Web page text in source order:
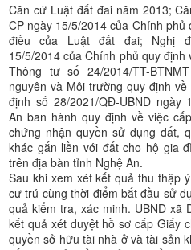
Căn cứ Luật đất đai năm 2013;
CP ngày 15/5/2014 của Chính
điều của Luật đất đai; Nghị
15/5/2014 của Chính phủ quy
Thông tư số 24/2014/TT-
nguyên và Môi trường quy định
định số 28/2021/QĐ-UBND ngày
An ban hành quy định về việc
chứng nhận quyền sử dụng đất,
khác gắn liền với đất cho hộ gia
trên địa bàn tỉnh Nghệ An.
Sau khi xem xét kết quả thu thập
cư trú cùng thời điểm bắt đầu sử
quả kiểm tra, xác minh. UBND xã
kết quả xét duyệt hồ sơ cấp Giấy
quyền sở hữu tài nhà ở và tài sản